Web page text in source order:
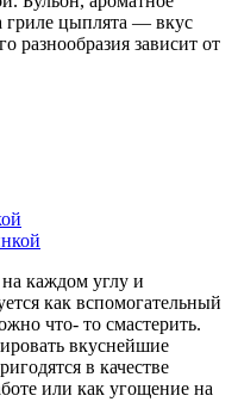
гриле цыплята — вкус
разнообразия зависит от
каждом углу и
как вспомогательный
что- то смастерить.
вкуснейшие
в качестве
или как угощение на